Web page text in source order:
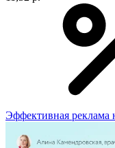
Эффективная реклама